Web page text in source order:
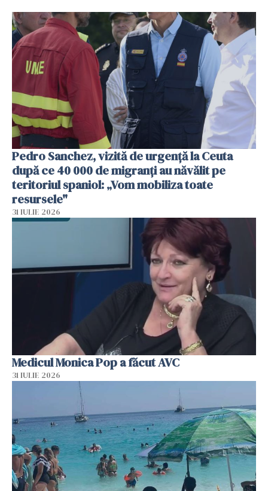
Pedro Sanchez, vizită de urgență la Ceuta
după ce 40 000 de migranți au năvălit pe
teritoriul spaniol: „Vom mobiliza toate
resursele"
31 IULIE 2026
Medicul Monica Pop a făcut AVC
31 IULIE 2026